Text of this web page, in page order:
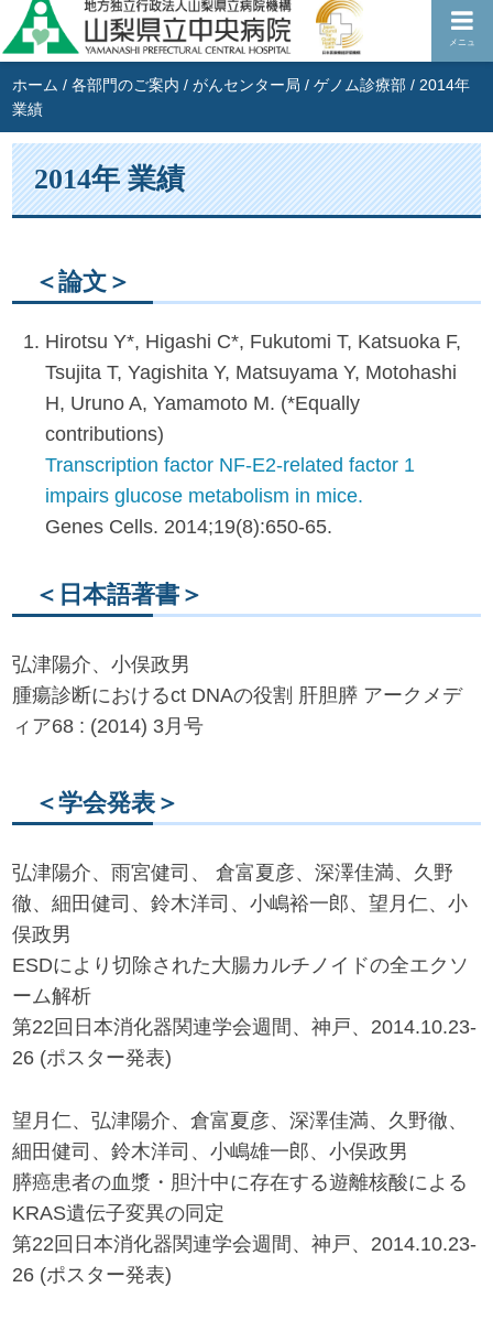
メニュ
ホーム /各部門のご案内 /がんセンター局 /ゲノム診療部 / 2014年
業績
2014年 業績
＜論文＞
Hirotsu Y*, Higashi C*, Fukutomi T, Katsuoka F,
Tsujita T, Yagishita Y, Matsuyama Y, Motohashi
H, Uruno A, Yamamoto M. (*Equally
contributions)
Transcription factor NF-E2-related factor 1
impairs glucose metabolism in mice.
Genes Cells. 2014;19(8):650-65.
＜日本語著書＞
弘津陽介、小俣政男
腫瘍診断におけるct DNAの役割 肝胆膵 アークメデ
ィア68 : (2014) 3月号
＜学会発表＞
弘津陽介、雨宮健司、 倉富夏彦、深澤佳満、久野
徹、細田健司、鈴木洋司、小嶋裕一郎、望月仁、小
俣政男
ESDにより切除された大腸カルチノイドの全エクソ
ーム解析
第22回日本消化器関連学会週間、神戸、2014.10.23-
26 (ポスター発表)
望月仁、弘津陽介、倉富夏彦、深澤佳満、久野徹、
細田健司、鈴木洋司、小嶋雄一郎、小俣政男
膵癌患者の血漿・胆汁中に存在する遊離核酸による
KRAS遺伝子変異の同定
第22回日本消化器関連学会週間、神戸、2014.10.23-
26 (ポスター発表)